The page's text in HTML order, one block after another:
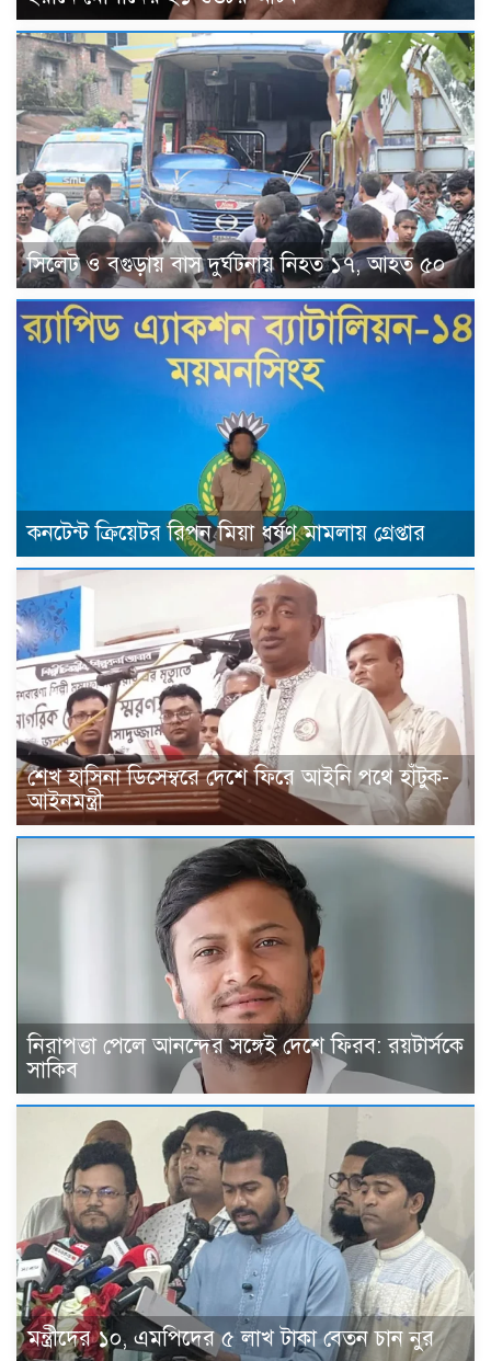
সিলেট ও বগুড়ায় বাস দুর্ঘটনায় নিহত ১৭, আহত ৫০
কনটেন্ট ক্রিয়েটর রিপন মিয়া ধর্ষণ মামলায় গ্রেপ্তার
শেখ হাসিনা ডিসেম্বরে দেশে ফিরে আইনি পথে হাঁটুক-
আইনমন্ত্রী
নিরাপত্তা পেলে আনন্দের সঙ্গেই দেশে ফিরব: রয়টার্সকে
সাকিব
মন্ত্রীদের ১০, এমপিদের ৫ লাখ টাকা বেতন চান নুর